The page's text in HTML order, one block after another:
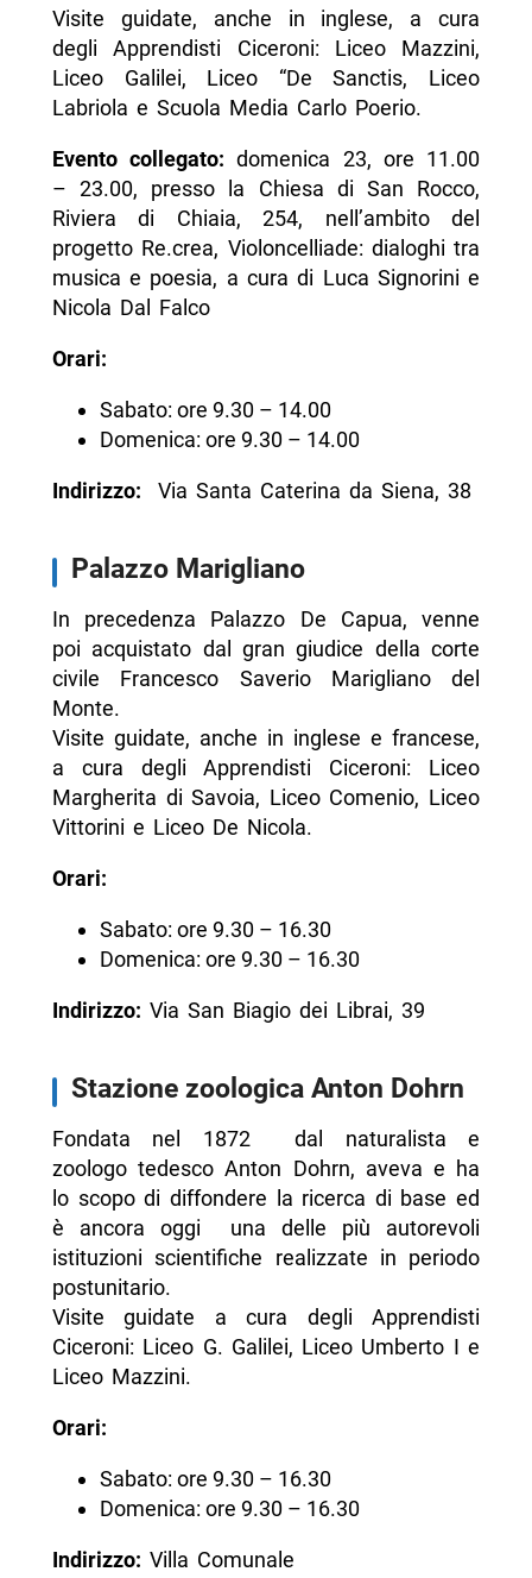
Visite guidate, anche in inglese, a cura
degli Apprendisti Ciceroni: Liceo Mazzini,
Liceo Galilei, Liceo “De Sanctis, Liceo
Labriola e Scuola Media Carlo Poerio.
Evento collegato:domenica 23, ore 11.00
– 23.00, presso la Chiesa di San Rocco,
Riviera di Chiaia, 254, nell’ambito del
progetto Re.crea, Violoncelliade: dialoghi tra
musica e poesia, a cura di Luca Signorini e
Nicola Dal Falco
Orari:
Sabato: ore 9.30 – 14.00
Domenica: ore 9.30 – 14.00
Indirizzo: Via Santa Caterina da Siena, 38
Palazzo Marigliano
In precedenza Palazzo De Capua, venne
poi acquistato dal gran giudice della corte
civile Francesco Saverio Marigliano del
Monte.
Visite guidate, anche in inglese e francese,
a cura degli Apprendisti Ciceroni: Liceo
Margherita di Savoia, Liceo Comenio, Liceo
Vittorini e Liceo De Nicola.
Orari:
Sabato: ore 9.30 – 16.30
Domenica: ore 9.30 – 16.30
Indirizzo: Via San Biagio dei Librai, 39
Stazione zoologica Anton Dohrn
Fondata nel 1872 dal naturalista e
zoologo tedesco Anton Dohrn, aveva e ha
lo scopo di diffondere la ricerca di base ed
è ancora oggi una delle più autorevoli
istituzioni scientifiche realizzate in periodo
postunitario.
Visite guidate a cura degli Apprendisti
Ciceroni: Liceo G. Galilei, Liceo Umberto I e
Liceo Mazzini.
Orari:
Sabato: ore 9.30 – 16.30
Domenica: ore 9.30 – 16.30
Indirizzo: Villa Comunale